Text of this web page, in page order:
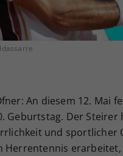
An diesem 12. Mai
Geburtstag. Der
und sportlicher
Ihrer